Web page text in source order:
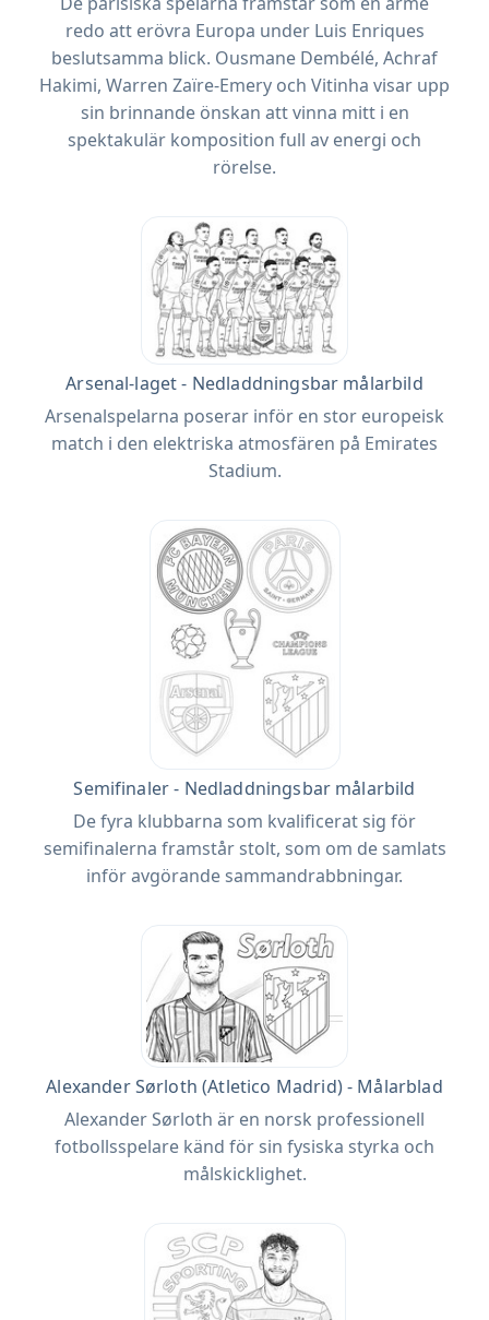
redo att erövra Europa under Luis Enriques
beslutsamma blick. Ousmane Dembélé, Achraf
Hakimi, Warren Zaïre-Emery och Vitinha visar upp
sin brinnande önskan att vinna mitt i en
spektakulär komposition full av energi och
rörelse.
Arsenal-laget - Nedladdningsbar målarbild
Arsenalspelarna poserar inför en stor europeisk
match i den elektriska atmosfären på Emirates
Stadium.
Semifinaler - Nedladdningsbar målarbild
De fyra klubbarna som kvalificerat sig för
semifinalerna framstår stolt, som om de samlats
inför avgörande sammandrabbningar.
Alexander Sørloth (Atletico Madrid) - Målarblad
Alexander Sørloth är en norsk professionell
fotbollsspelare känd för sin fysiska styrka och
målskicklighet.